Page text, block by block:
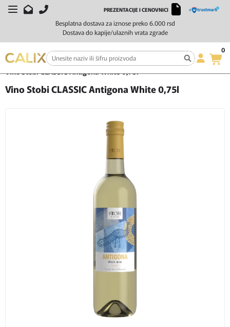
Besplatna dostava za iznose preko 6.000 rsd
Dostava do kapije/ulaznih vrata zgrade
PREZENTACIJE I CENOVNICI
0
Početna Vino
Belo vino
Vino Stobi CLASSIC Antigona White 0,75l
Vino Stobi CLASSIC Antigona White 0,75l